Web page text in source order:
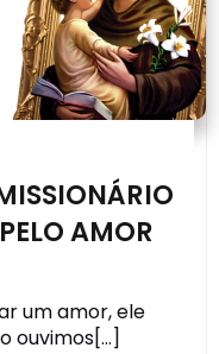
AMOR
um amor, ele
ouvimos[…]